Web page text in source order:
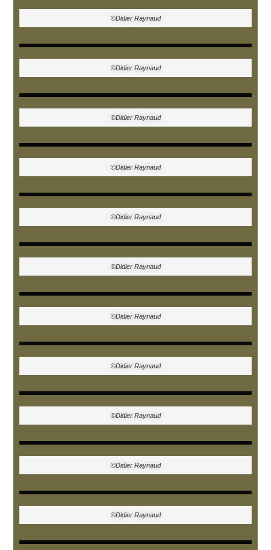
©Didier Raynaud
©Didier Raynaud
©Didier Raynaud
©Didier Raynaud
©Didier Raynaud
©Didier Raynaud
©Didier Raynaud
©Didier Raynaud
©Didier Raynaud
©Didier Raynaud
©Didier Raynaud